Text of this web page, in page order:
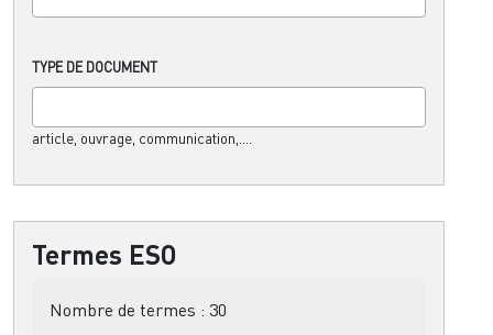
TYPE DE DOCUMENT
article, ouvrage, communication,....
Termes ESO
Nombre de termes : 30